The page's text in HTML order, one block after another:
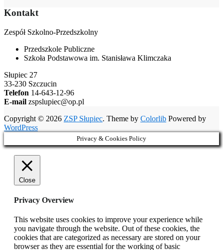
Kontakt
Zespół Szkolno-Przedszkolny
Przedszkole Publiczne
Szkoła Podstawowa im. Stanisława Klimczaka
Słupiec 27
33-230 Szczucin
Telefon 14-643-12-96
E-mail zspslupiec@op.pl
Copyright © 2026 ZSP Słupiec. Theme by Colorlib Powered by
WordPress
Privacy & Cookies Policy
Close
Privacy Overview
This website uses cookies to improve your experience while
you navigate through the website. Out of these cookies, the
cookies that are categorized as necessary are stored on your
browser as they are essential for the working of basic